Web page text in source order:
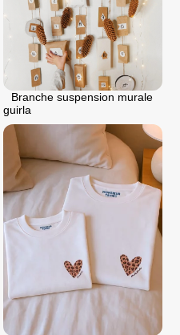
Branche suspension murale
guirla